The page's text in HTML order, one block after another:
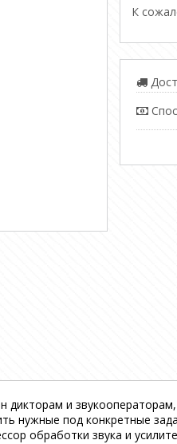
К
и
нужные под конкретные
обработки звука и